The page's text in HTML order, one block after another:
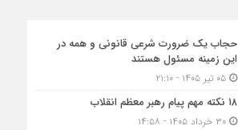
حجاب یک ضرورت شرعی قانونی و همه در
این زمینه مسئول هستند
۰۵ تیر ۱۴۰۵ - ۲۱:۱۰
۱۸ نکته مهم پیام رهبر معظم انقلاب
۳۰ خرداد ۱۴۰۵ - ۱۴:۵۸